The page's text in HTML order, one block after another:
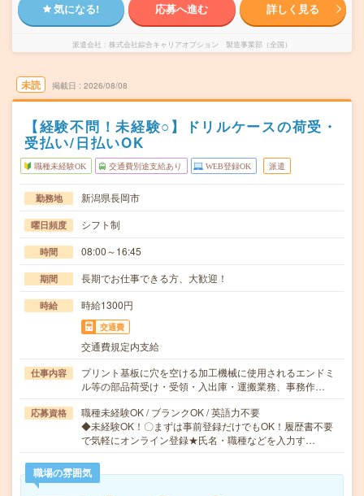
気になる! 応募へ進む 詳しく見る
派遣会社 株式会社綜合キャリアオプション 製造事業部（全国）
未読 掲載日 2026/08/08
【経験不問！未経験○】ドリルケースの荷受・
受払い/日払いOK
職種未経験OK 交通費別途支給あり WEB登録OK 派遣
勤務地 新潟県長岡市
曜日頻度 シフト制
時間 08:00～16:45
期間 長期でお仕事できる方、大歓迎！
時給 時給1300円
交通費
交通費規定内支給
仕事内容
プリント基板に穴を空ける加工機械に使用されるエンドミ
ル等の部品荷受け・受領・入出庫・運搬業務、事務作…
応募資格
職種未経験OK / ブランクOK / 英語力不要
◆未経験OK！〇まずは事前登録だけでもOK！履歴書不要
で気軽にオンライン登録★氏名・職種などを入力す…
職場の雰囲気